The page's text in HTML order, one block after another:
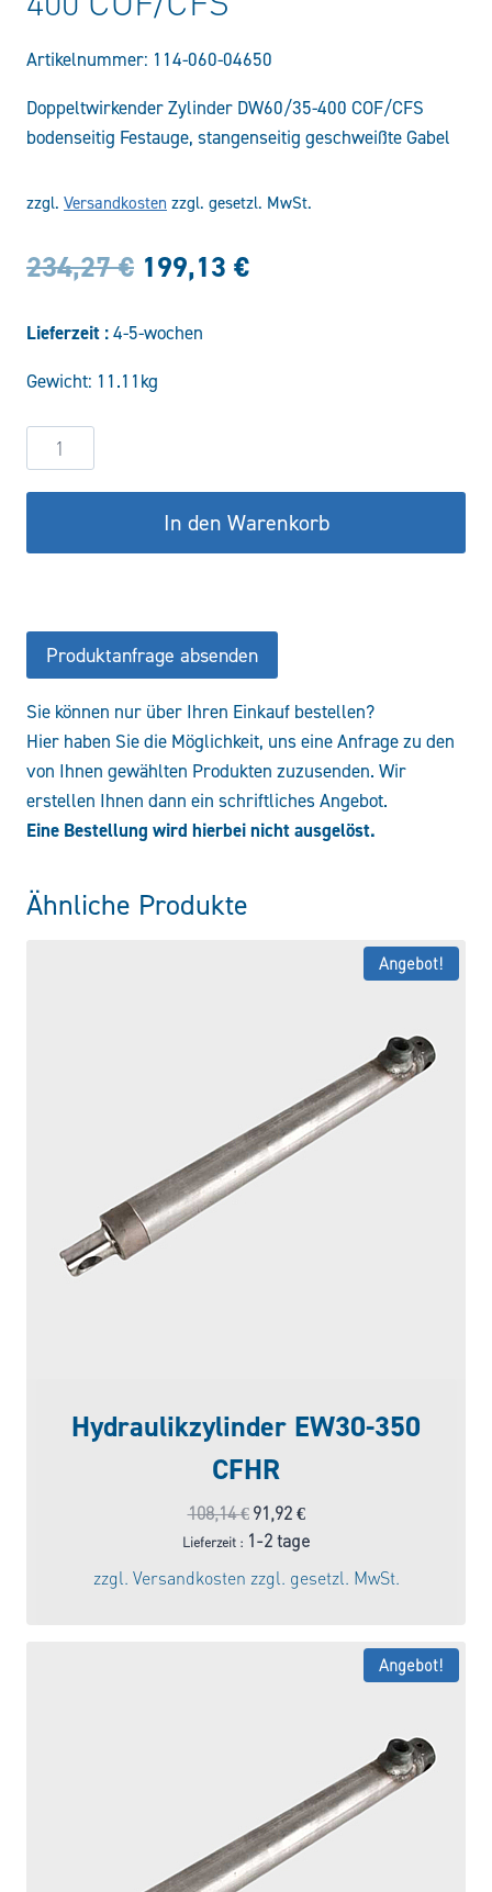
Artikelnummer: 114-060-04650
Doppeltwirkender Zylinder DW60/35-400 COF/CFS
bodenseitig Festauge, stangenseitig geschweißte Gabel
zzgl. Versandkosten zzgl. gesetzl. MwSt.
234,27€ Ursprünglicher
234,27 €
199,13 €Aktueller
Lieferzeit : 4-5-wochen
Gewicht: 11.11kg
Hydraulikzylinder
DW60/35-
400
Menge
In den Warenkorb
Produktanfrage absenden
Sie können nur über Ihren Einkauf bestellen?
Hier haben Sie die Möglichkeit, uns eine Anfrage zu den
von Ihnen gewählten Produkten zuzusenden. Wir
erstellen Ihnen dann ein schriftliches Angebot.
Eine Bestellung wird hierbei nicht ausgelöst.
Ähnliche Produkte
Angebot!
Hydraulikzylinder EW30-350
CFHR
108,14€ Ursprünglicher
Preis
war:
108,14 €
91,92 €Aktueller
Preis
Lieferzeit : 1-2 tage
zzgl. Versandkosten zzgl. gesetzl. MwSt.
Angebot!